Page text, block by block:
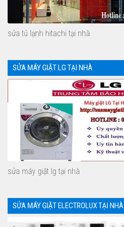
sửa tủ lạnh hitachi tại nhà
SỬA MÁY GIẶT LG TẠI NHÀ
sửa máy giặt lg tại nhà
SỬA MÁY GIẶT ELECTROLUX TẠI NHÀ